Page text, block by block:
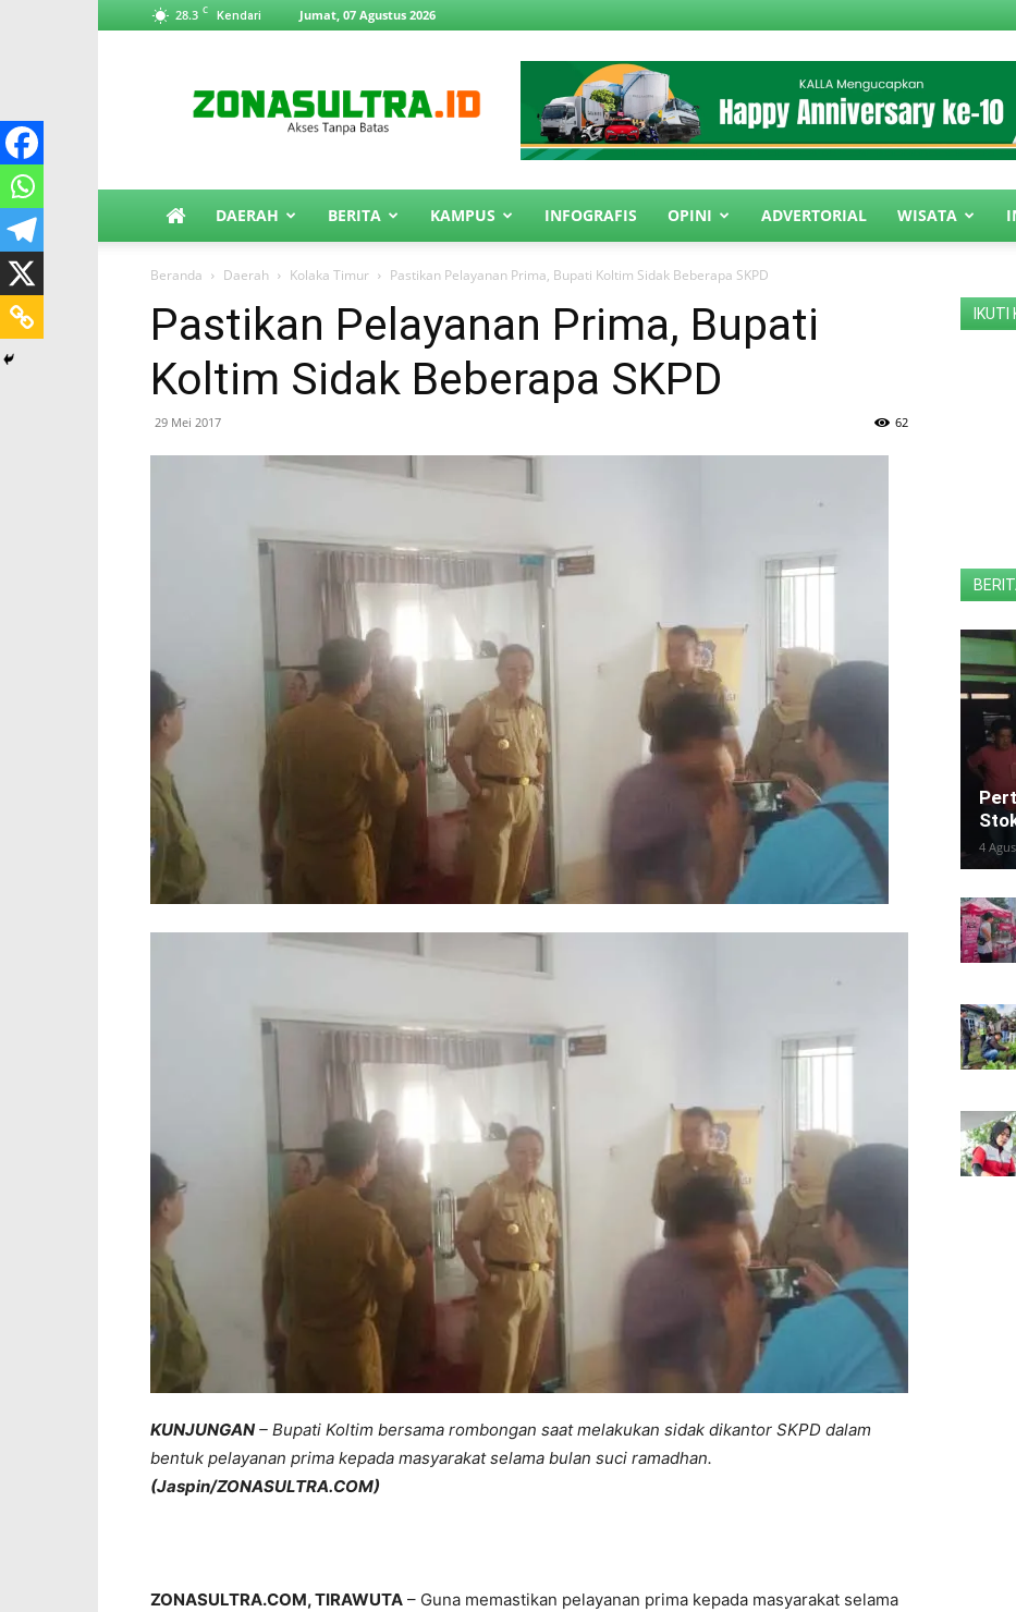
28.3 C Kendari Jumat, 07 Agustus 2026
DAERAH BERITA KAMPUS INFOGRAFIS OPINI ADVERTORIAL WISATA
Beranda Daerah Kolaka Timur Pastikan Pelayanan Prima, Bupati Koltim Sidak Beberapa SKPD
Pastikan Pelayanan Prima, Bupati
Koltim Sidak Beberapa SKPD
29 Mei 2017 62
KUNJUNGAN – Bupati Koltim bersama rombongan saat melakukan sidak dikantor SKPD dalam
bentuk pelayanan prima kepada masyarakat selama bulan suci ramadhan.
(Jaspin/ZONASULTRA.COM)
ZONASULTRA.COM, TIRAWUTA – Guna memastikan pelayanan prima kepada masyarakat selama
IKUTI
4